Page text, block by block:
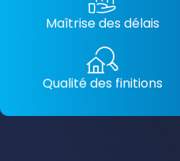
Maîtrise des délais
Qualité des finitions